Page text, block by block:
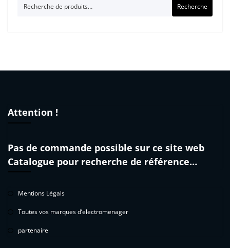
Recherche
Attention !
Pas de commande possible sur ce site web
Catalogue pour recherche de référence…
Mentions Légals
Toutes vos marques d’electromenager
partenaire